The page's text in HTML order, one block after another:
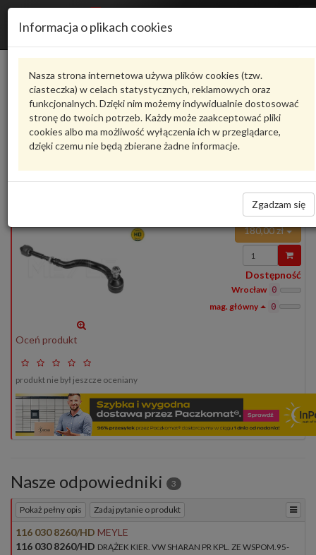
Informacja o plikach cookies
Nasza strona internetowa używa plików cookies (tzw.
ciasteczka) w celach statystycznych, reklamowych oraz
funkcjonalnych. Dzięki nim możemy indywidualnie dostosować
stronę do twoich potrzeb. Każdy może zaakceptować pliki
cookies albo ma możliwość wyłączenia ich w przeglądarce,
dzięki czemu nie będą zbierane żadne informacje.
Zgadzam się
Producent Dostępne Cena
Produkty
Pokaż pełny opis Zadaj pytanie o produkt
DRĄŻEK KIER. VW SHARAN LE KPL. ZE WSPOM.95-
180,00 zł
Wprowadź
ilość
Dostępność
Wrocław 0
0
Oceń produkt
produkt nie był jeszcze oceniany
Nasze odpowiedniki 3
Pokaż pełny opis Zadaj pytanie o produkt
116 030 8260/HD MEYLE
116 030 8260/HD DRĄŻEK KIER. VW SHARAN PR KPL. ZE WSPOM.95-